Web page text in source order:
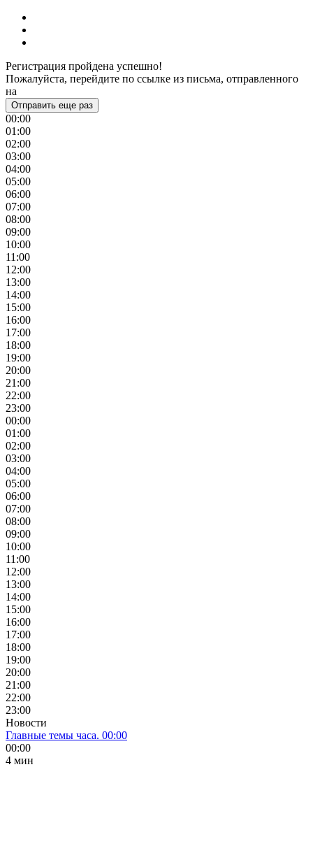
Регистрация пройдена успешно!
Пожалуйста, перейдите по ссылке из письма, отправленного
на
Отправить еще раз
00:00
01:00
02:00
03:00
04:00
05:00
06:00
07:00
08:00
09:00
10:00
11:00
12:00
13:00
14:00
15:00
16:00
17:00
18:00
19:00
20:00
21:00
22:00
23:00
00:00
01:00
02:00
03:00
04:00
05:00
06:00
07:00
08:00
09:00
10:00
11:00
12:00
13:00
14:00
15:00
16:00
17:00
18:00
19:00
20:00
21:00
22:00
23:00
Новости
Главные темы часа. 00:00
00:00
4 мин